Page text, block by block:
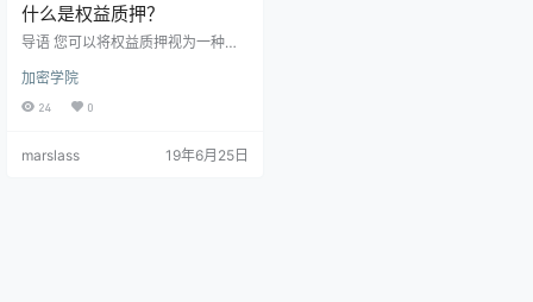
什么是权益质押？
导语 您可以将权益质押视为一种资
种方案涉及将所持资金放入加密货
币钱包，为区块链网络的安全性和
为。 在大多数情况下，您可以直接
加密学院
24 0
marslass 19年6月25日